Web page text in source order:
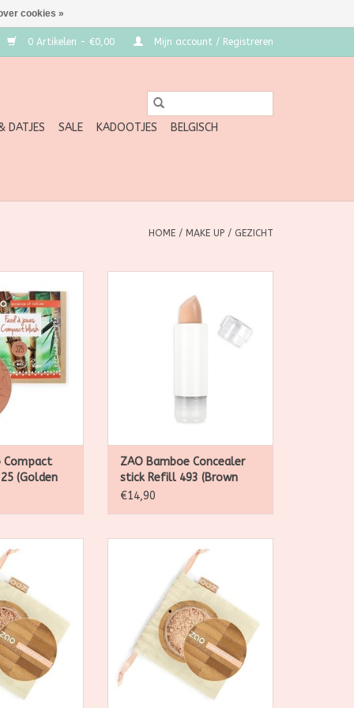
0 Artikelen - €0,00 Mijn account / Registreren
DATJES SALE KADOOTJES
BELGISCH
HOME / MAKE UP / GEZICHT
een oogwenk
blush van Zao
een gezonde
WINKELWAGEN
Compact
(Golden
veganistisch en navulbare
make-up
TOEVOEGEN AAN WINKELWAGEN
ZAO Bamboe Concealer
stick Refill 493 (Brown
Pink)
€14,90
biologisch,
navulbare
up
WINKELWAGEN
Zao, natuurlijk, biologisch,
veganistisch en navulbare
make-up
TOEVOEGEN AAN WINKELWAGEN
cookies »